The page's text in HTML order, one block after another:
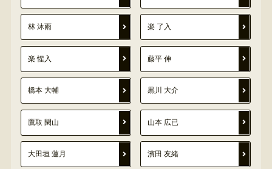
林 沐雨 楽 了入
楽 惺入 藤平 伸
橋本 大輔 黒川 大介
鷹取 閑山 山本 広已
大田垣 蓮月 濱田 友緒